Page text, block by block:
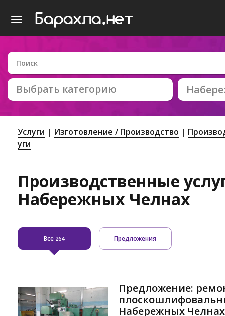
Выбрать категорию
Услуги Изготовление / Производство
уги
Производственные
Набережных Челнах
Все 264 Предложения
Предложение:
Набережных Челнах